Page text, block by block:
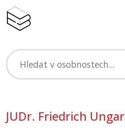
JUDr. Friedrich Ungar